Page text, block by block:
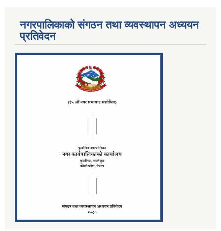
नगरपालिकाको संगठन तथा व्यवस्थापन अध्ययन
प्रतिवेदन